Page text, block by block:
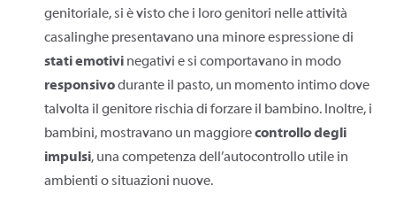
genitoriale, si è visto che i loro genitori nelle attività
casalinghe presentavano una minore espressione di
stati emotivi negativi e si comportavano in modo
responsivodurante il pasto, un momento intimo dove
talvolta il genitore rischia di forzare il bambino. Inoltre, i
bambini, mostravano un maggiorecontrollo degli
impulsi, una competenza dell’autocontrollo utile in
ambienti o situazioni nuove.